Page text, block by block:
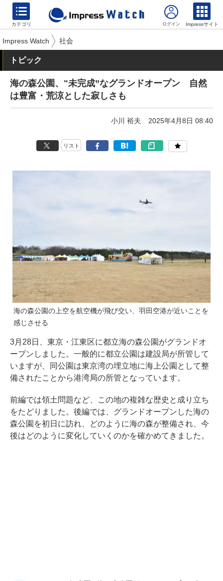
カテゴリ Impressサイト
Impress Watch 社会
トピック
海の森公園、"未完成”なグランドオープン 自然
は豊富・荒涼とした寂しさも
小川 裕夫 2025年4月8日 08:40
リスト
海の森公園の上空を航空機が飛び交い、羽田空港が近いことを
感じさせる
3月28日、東京・江東区に都立海の森公園がグランドオ
ープンしました。一般的に都立公園は建設局が所管して
いますが、同公園は東京湾の埋立地に海上公園として整
備されたことから港湾局の所管となっています。
前編では領土問題など、この地の複雑な歴史と成り立ち
をたどりました。後編では、グランドオープンした海の
森公園を初日に訪れ、どのように海の森が整備され、今
後はどのように変化していくのかを確かめてきました。